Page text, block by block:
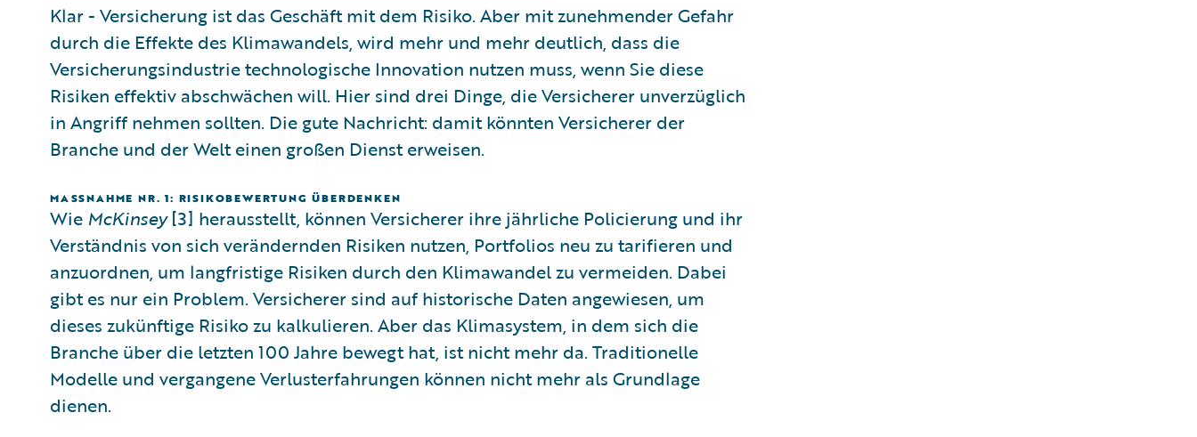
Klar - Versicherung ist das Geschäft mit dem Risiko. Aber mit zunehmender Gefahr
durch die Effekte des Klimawandels, wird mehr und mehr deutlich, dass die
Versicherungsindustrie technologische Innovation nutzen muss, wenn Sie diese
Risiken effektiv abschwächen will. Hier sind drei Dinge, die Versicherer unverzüglich
in Angriff nehmen sollten. Die gute Nachricht: damit könnten Versicherer der
Branche und der Welt einen großen Dienst erweisen.
MASSNAHME NR. 1: RISIKOBEWERTUNG ÜBERDENKEN
Wie McKinsey[3] herausstellt, können Versicherer ihre jährliche Policierung und ihr
Verständnis von sich verändernden Risiken nutzen, Portfolios neu zu tarifieren und
anzuordnen, um langfristige Risiken durch den Klimawandel zu vermeiden. Dabei
gibt es nur ein Problem. Versicherer sind auf historische Daten angewiesen, um
dieses zukünftige Risiko zu kalkulieren. Aber das Klimasystem, in dem sich die
Branche über die letzten 100 Jahre bewegt hat, ist nicht mehr da. Traditionelle
Modelle und vergangene Verlusterfahrungen können nicht mehr als Grundlage
dienen.